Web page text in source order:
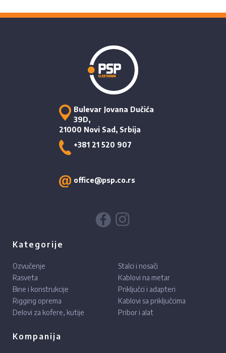
Bulevar Jovana Dučića
39D,
21000 Novi Sad, Srbija
+381 21 520 907
office@psp.co.rs
Kategorije
Ozvučenje
Rasveta
Bine i konstrukcije
Rigging oprema
Delovi za kofere, kutije
Stalci i nosači
Kablovi na metar
Priključci i adapteri
Kablovi sa priključcima
Pribor i alat
Kompanija